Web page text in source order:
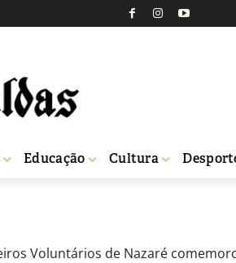
Educação Cultura
Voluntários de Nazaré